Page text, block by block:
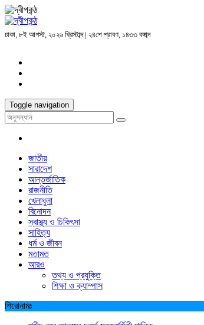
ঢাকা, ৮ই আগস্ট, ২০২৬ খ্রিস্টাব্দ | ২৪শে শ্রাবণ, ১৪৩৩ বঙ্গাব্দ
Toggle navigation
জাতীয়
সারাদেশ
আন্তর্জাতিক
রাজনীতি
খেলাধুলা
বিনোদন
স্বাস্থ্য ও চিকিৎসা
সাহিত্য
ধর্ম ও জীবন
মতামত
আরও
তথ্য ও প্রযুক্তি
শিক্ষা ও ক্যাম্পাস
শিরোনামঃ